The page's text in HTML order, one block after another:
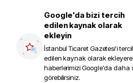
Google'da bizi tercih
edilen kaynak olarak
ekleyin
İstanbul Ticaret Gazetesi'i
edilen kaynak olarak
haberlerimizi Google'da daha
görebilirsiniz.